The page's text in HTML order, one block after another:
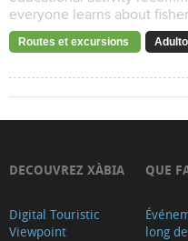
everyone learns about
Routes et excursions
DECOUVREZ XÀBIA
Digital Touristic
Viewpoint
QUE
long